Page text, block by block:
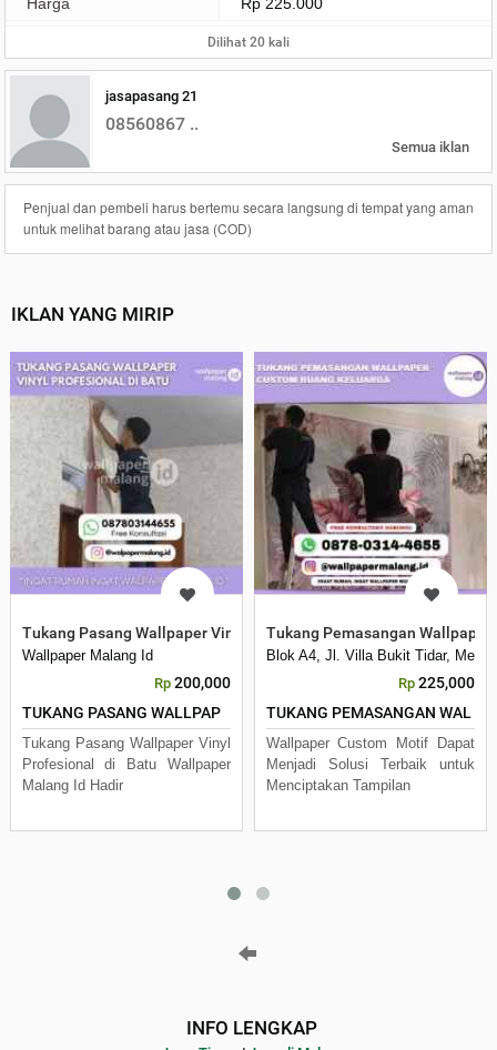
Dilihat 20 kali
jasapasang 21
08560867 ..
Semua iklan
Penjual dan pembeli harus bertemu secara langsung di tempat yang aman
untuk melihat barang atau jasa (COD)
IKLAN YANG MIRIP
Tukang Pasang Wallpaper Vinyl Profesional di Batu
Wallpaper Malang Id
Rp 200,000
TUKANG PASANG WALLPAP
Tukang Pasang Wallpaper Vinyl
Profesional di Batu Wallpaper
Malang Id Hadir
Tukang Pemasangan Wallpaper
Blok A4, Jl. Villa Bukit Tidar,
Rp 225,000
TUKANG PEMASANGAN WAL
Wallpaper Custom Motif Dapat
Menjadi Solusi Terbaik untuk
Menciptakan Tampilan
INFO LENGKAP